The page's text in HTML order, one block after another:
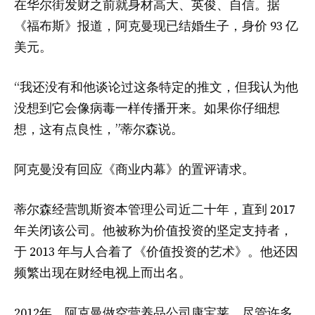
在华尔街发财之前就身材高大、英俊、自信。据
《福布斯》报道，阿克曼现已结婚生子，身价 93 亿
美元。
“我还没有和他谈论过这条特定的推文，但我认为他
没想到它会像病毒一样传播开来。如果你仔细想
想，这有点良性，”蒂尔森说。
阿克曼没有回应《商业内幕》的置评请求。
蒂尔森经营凯斯资本管理公司近二十年，直到 2017
年关闭该公司。他被称为价值投资的坚定支持者，
于 2013 年与人合着了《价值投资的艺术》。他还因
频繁出现在财经电视上而出名。